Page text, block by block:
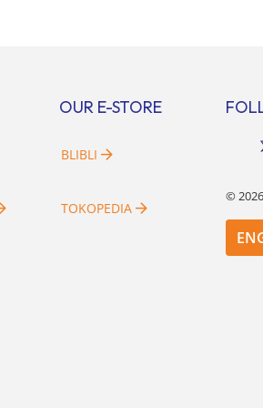
OUR E-STORE
BLIBLI
TOKOPEDIA
©2026